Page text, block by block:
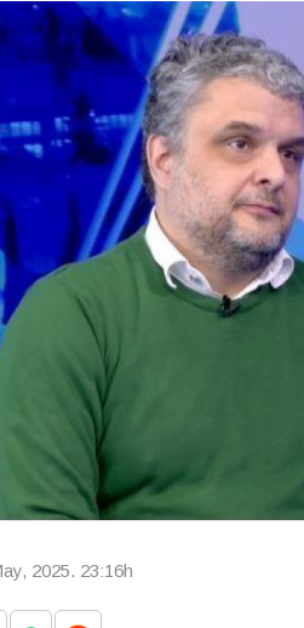
2025. 23:16h